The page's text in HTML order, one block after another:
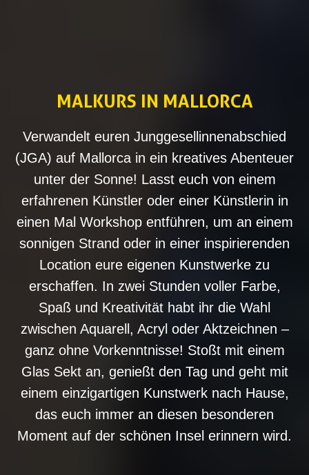
MALKURS IN MALLORCA
Verwandelt euren Junggesellinnenabschied
(JGA) auf Mallorca in ein kreatives Abenteuer
unter der Sonne! Lasst euch von einem
erfahrenen Künstler oder einer Künstlerin in
einen Mal Workshop entführen, um an einem
sonnigen Strand oder in einer inspirierenden
Location eure eigenen Kunstwerke zu
erschaffen. In zwei Stunden voller Farbe,
Spaß und Kreativität habt ihr die Wahl
zwischen Aquarell, Acryl oder Aktzeichnen –
ganz ohne Vorkenntnisse! Stoßt mit einem
Glas Sekt an, genießt den Tag und geht mit
einem einzigartigen Kunstwerk nach Hause,
das euch immer an diesen besonderen
Moment auf der schönen Insel erinnern wird.